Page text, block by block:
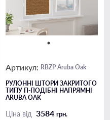
Артикул: RBZP Aruba Oak
РУЛОННІ ШТОРИ ЗАКРИТОГО
ТИПУ П-ПОДIБНІ НАПРЯМНІ
ARUBA OAK
Ціна від 3584 грн.